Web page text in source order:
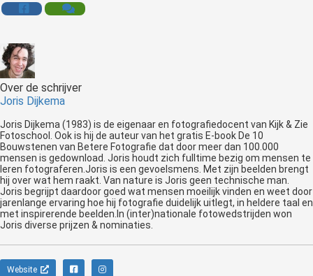
Over de schrijver
Joris Dijkema
Joris Dijkema (1983) is de eigenaar en fotografiedocent van Kijk & Zie
Fotoschool. Ook is hij de auteur van het gratis E-book De 10
Bouwstenen van Betere Fotografie dat door meer dan 100.000
mensen is gedownload. Joris houdt zich fulltime bezig om mensen te
leren fotograferen.Joris is een gevoelsmens. Met zijn beelden brengt
hij over wat hem raakt. Van nature is Joris geen technische man.
Joris begrijpt daardoor goed wat mensen moeilijk vinden en weet door
jarenlange ervaring hoe hij fotografie duidelijk uitlegt, in heldere taal en
met inspirerende beelden.In (inter)nationale fotowedstrijden won
Joris diverse prijzen & nominaties.
Website